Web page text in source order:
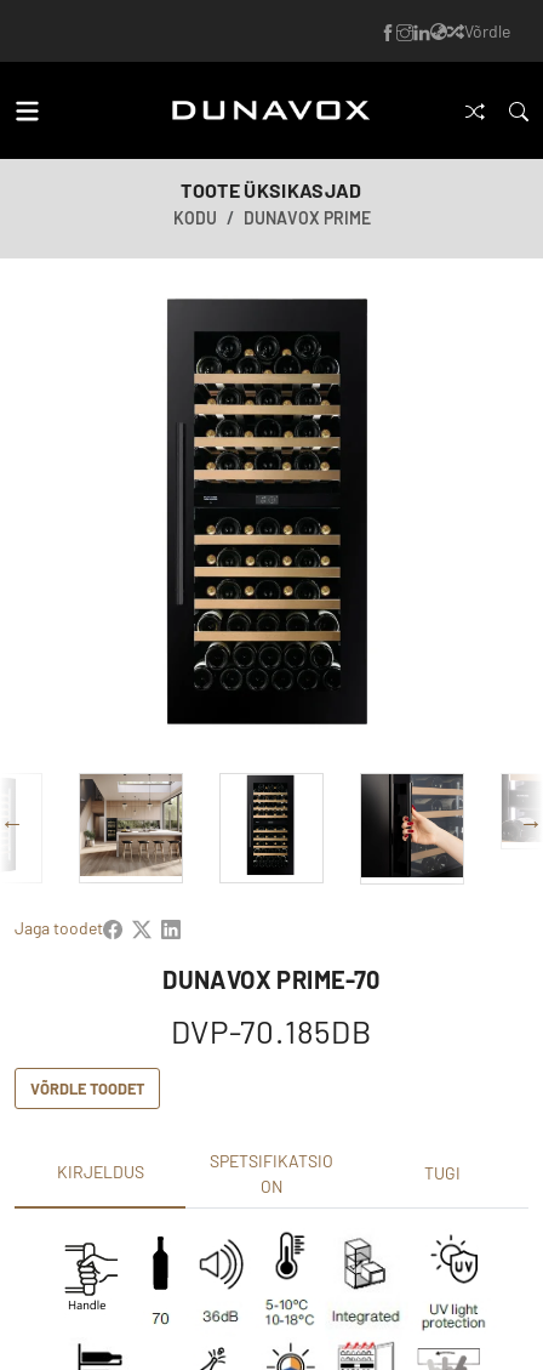
Võrdle
TOOTE ÜKSIKASJAD
KODU DUNAVOX PRIME
Jaga toodet
DUNAVOX PRIME-70
DVP-70.185DB
VÕRDLE TOODET
KIRJELDUS
SPETSIFIKATSIO
ON
TUGI